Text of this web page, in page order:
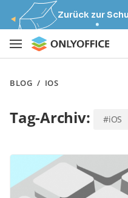
Zurück zur
BLOG / IOS
Tag-Archiv: #iOS